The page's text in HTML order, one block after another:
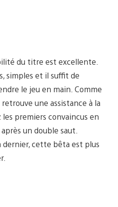
du titre est excellente.
simples et il suffit de
le jeu en main. Comme
une assistance à la
les premiers convaincus en
un double saut.
dernier, cette bêta est plus